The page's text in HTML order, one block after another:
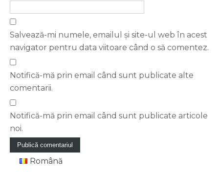
Salvează-mi numele, emailul și site-ul web în acest
navigator pentru data viitoare când o să comentez.
Notifică-mă prin email când sunt publicate alte
comentarii.
Notifică-mă prin email când sunt publicate articole
noi.
Română